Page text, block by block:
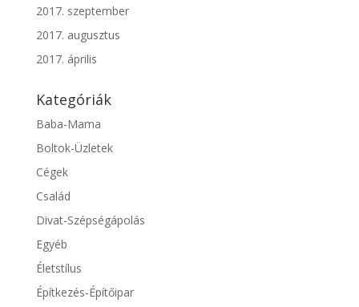
2017. szeptember
2017. augusztus
2017. április
Kategóriák
Baba-Mama
Boltok-Üzletek
Cégek
Család
Divat-Szépségápolás
Egyéb
Életstílus
Építkezés-Építőipar